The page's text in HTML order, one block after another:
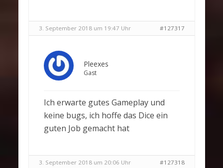
3. September 2018 um 19:47 Uhr #127317
Pleexes
Gast
Ich erwarte gutes Gameplay und
keine bugs, ich hoffe das Dice ein
guten Job gemacht hat
3. September 2018 um 20:06 Uhr #127318